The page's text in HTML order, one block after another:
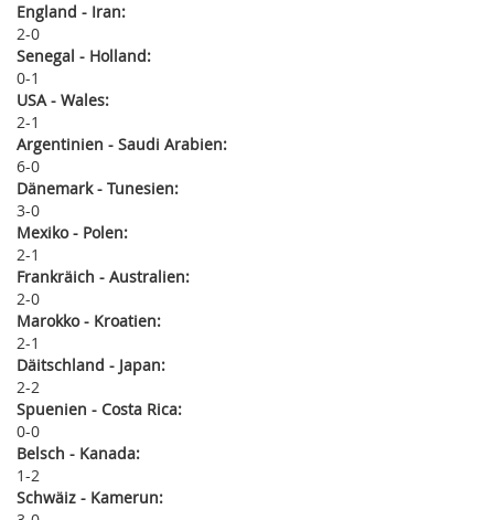
England - Iran:
2 0
Senegal - Holland:
0 1
USA - Wales:
2 1
Argentinien - Saudi Arabien:
6 0
Dänemark - Tunesien:
3 0
Mexiko - Polen:
2 1
Frankräich - Australien:
2 0
Marokko - Kroatien:
2 1
Däitschland - Japan:
2 2
Spuenien - Costa Rica:
0 0
Belsch - Kanada:
1 2
Schwäiz - Kamerun: